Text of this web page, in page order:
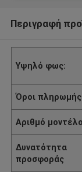
Περιγραφή
Υψηλό φως:
Όροι πληρωμής
Αριθμό
Δυνατότητα
προσφοράς